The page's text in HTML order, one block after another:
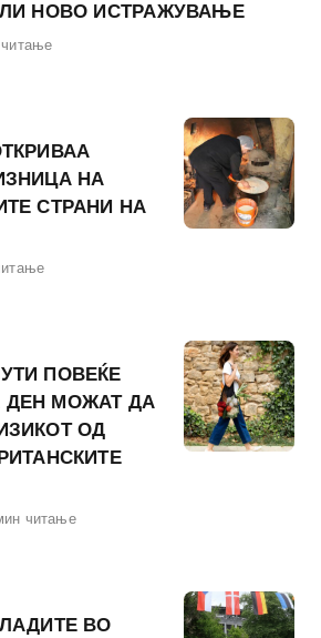
НОВО ИСТРАЖУВАЊЕ
НА
СТРАНИ НА
ПОВЕЌЕ
МОЖАТ ДА
ОД
читање
ВО